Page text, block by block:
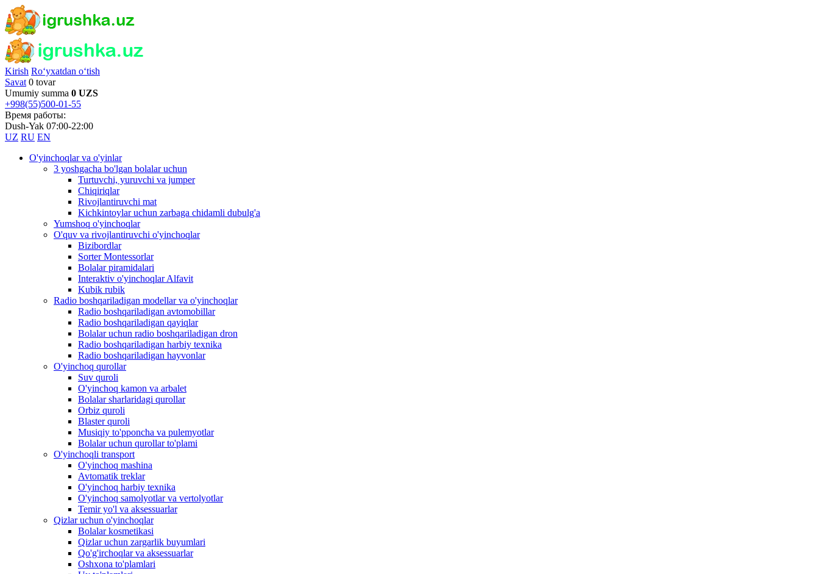
Kirish Ro‘yxatdan o‘tish
Savat 0 tovar
Umumiy summa 0 UZS
+998(55)500-01-55
Время работы:
Dush-Yak 07:00-22:00
UZ RU EN
O'yinchoqlar va o'yinlar
3 yoshgacha bo'lgan bolalar uchun
Turtuvchi, yuruvchi va jumper
Chiqiriqlar
Rivojlantiruvchi mat
Kichkintoylar uchun zarbaga chidamli dubulg'a
Yumshoq o'yinchoqlar
O'quv va rivojlantiruvchi o'yinchoqlar
Bizibordlar
Sorter Montessorlar
Bolalar piramidalari
Interaktiv o'yinchoqlar Alfavit
Kubik rubik
Radio boshqariladigan modellar va o'yinchoqlar
Radio boshqariladigan avtomobillar
Radio boshqariladigan qayiqlar
Bolalar uchun radio boshqariladigan dron
Radio boshqariladigan harbiy texnika
Radio boshqariladigan hayvonlar
O'yinchoq qurollar
Suv quroli
O'yinchoq kamon va arbalet
Bolalar sharlaridagi qurollar
Orbiz quroli
Blaster quroli
Musiqiy to'pponcha va pulemyotlar
Bolalar uchun qurollar to'plami
O'yinchoqli transport
O'yinchoq mashina
Avtomatik treklar
O'yinchoq harbiy texnika
O'yinchoq samolyotlar va vertolyotlar
Temir yo'l va aksessuarlar
Qizlar uchun o'yinchoqlar
Bolalar kosmetikasi
Qizlar uchun zargarlik buyumlari
Qo'g'irchoqlar va aksessuarlar
Oshxona to'plamlari